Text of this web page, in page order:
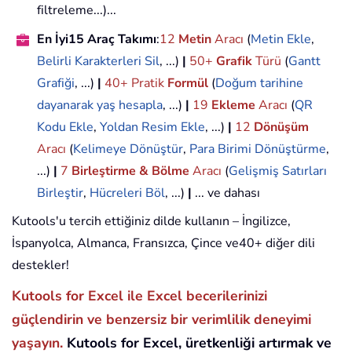
filtreleme...)...
En İyi15 Araç Takımı:12 MetinAracı (Metin Ekle,
Belirli Karakterleri Sil, ...) | 50+ GrafikTürü (Gantt
Grafiği, ...) | 40+ Pratik Formül (Doğum tarihine
dayanarak yaş hesapla, ...) | 19 Ekleme Aracı (QR
Kodu Ekle, Yoldan Resim Ekle, ...) | 12 Dönüşüm
Aracı (Kelimeye Dönüştür, Para Birimi Dönüştürme,
...) | 7 Birleştirme & Bölme Aracı (Gelişmiş Satırları
Birleştir, Hücreleri Böl, ...) | ... ve dahası
Kutools'u tercih ettiğiniz dilde kullanın – İngilizce,
İspanyolca, Almanca, Fransızca, Çince ve40+ diğer dili
destekler!
Kutools for Excel ile Excel becerilerinizi
güçlendirin ve benzersiz bir verimlilik deneyimi
yaşayın. Kutools for Excel, üretkenliği artırmak ve